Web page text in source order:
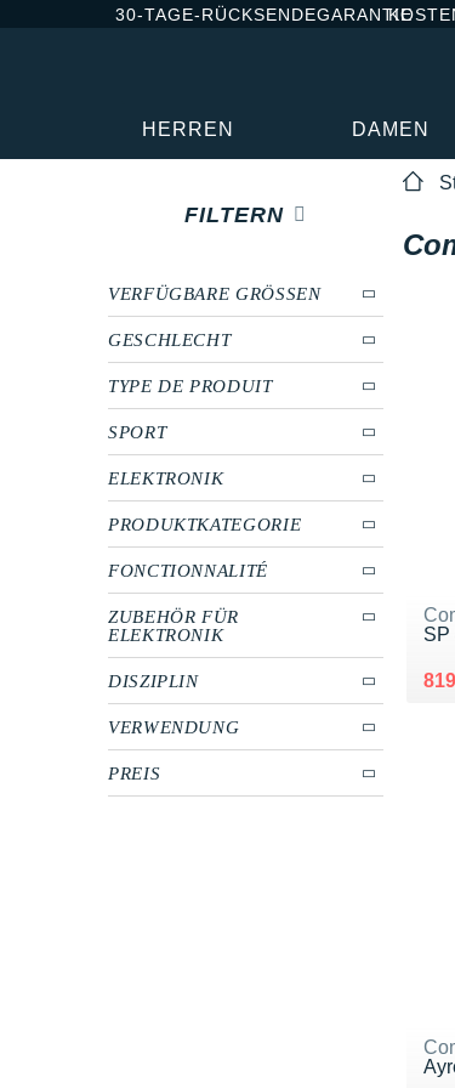
30-TAGE-RÜCKSENDEGARANTIE
HERREN DAMEN
FILTERN
VERFÜGBARE GRÖSSEN
GESCHLECHT
TYPE DE PRODUIT
SPORT
ELEKTRONIK
PRODUKTKATEGORIE
FONCTIONNALITÉ
ZUBEHÖR FÜR
ELEKTRONIK
DISZIPLIN
VERWENDUNG
PREIS
SP
Au